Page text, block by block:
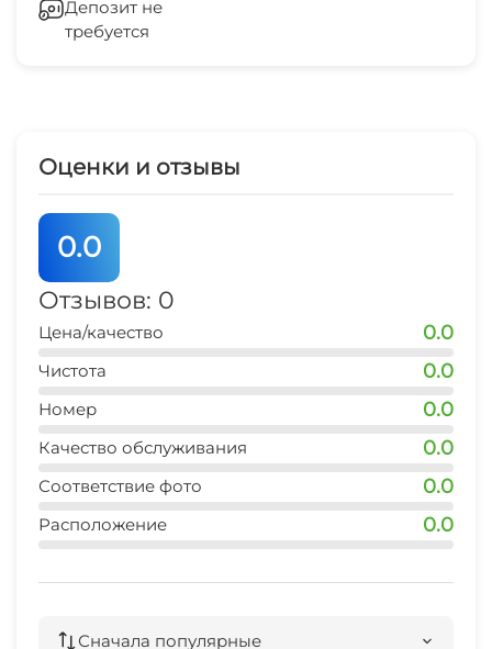
рынок
7 мин
15 мин
Прачечная
Депозит не
требуется
Оценки и отзывы
0.0
Отзывов: 0
Цена/качество 0.0
Чистота 0.0
Номер 0.0
Качество обслуживания 0.0
Соответствие фото 0.0
Расположение 0.0
Сначала популярные